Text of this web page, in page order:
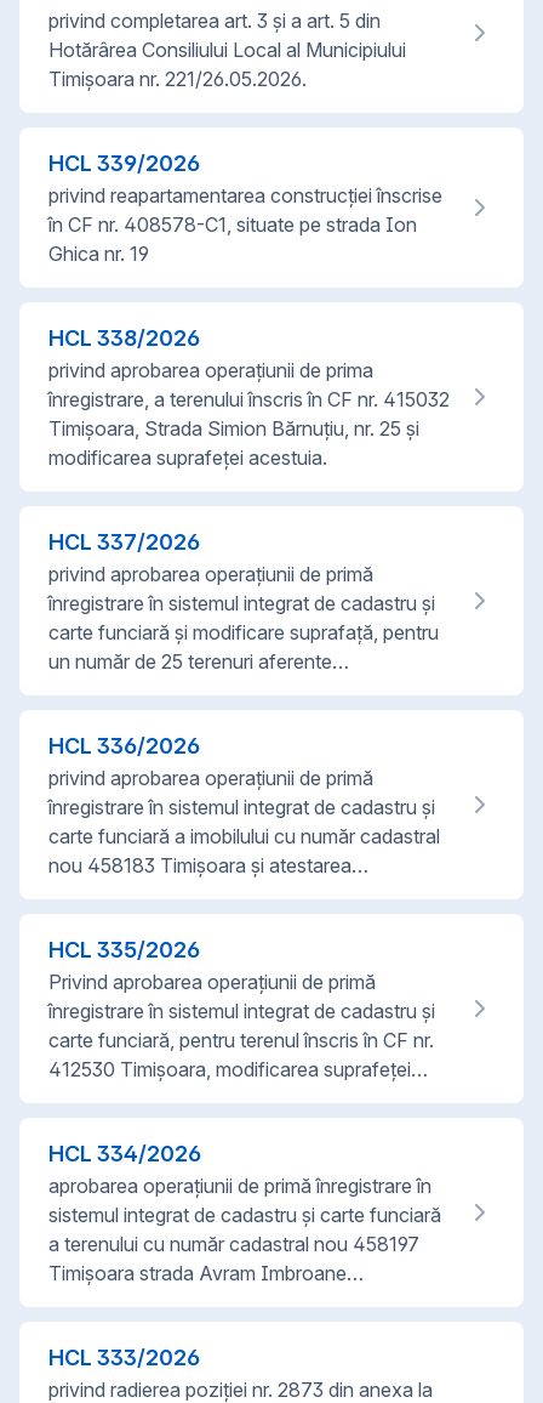
privind completarea art. 3 și a art. 5 din
Hotărârea Consiliului Local al Municipiului
Timișoara nr. 221/26.05.2026.
HCL 339/2026
privind reapartamentarea construcției înscrise
în CF nr. 408578-C1, situate pe strada Ion
Ghica nr. 19
HCL 338/2026
privind aprobarea operațiunii de prima
înregistrare, a terenului înscris în CF nr. 415032
Timișoara, Strada Simion Bărnuțiu, nr. 25 și
modificarea suprafeței acestuia.
HCL 337/2026
privind aprobarea operațiunii de primă
înregistrare în sistemul integrat de cadastru și
carte funciară și modificare suprafață, pentru
un număr de 25 terenuri aferente…
HCL 336/2026
privind aprobarea operațiunii de primă
înregistrare în sistemul integrat de cadastru și
carte funciară a imobilului cu număr cadastral
nou 458183 Timișoara și atestarea…
HCL 335/2026
Privind aprobarea operațiunii de primă
înregistrare în sistemul integrat de cadastru și
carte funciară, pentru terenul înscris în CF nr.
412530 Timișoara, modificarea suprafeței…
HCL 334/2026
aprobarea operațiunii de primă înregistrare în
sistemul integrat de cadastru și carte funciară
a terenului cu număr cadastral nou 458197
Timișoara strada Avram Imbroane…
HCL 333/2026
privind radierea poziției nr. 2873 din anexa la